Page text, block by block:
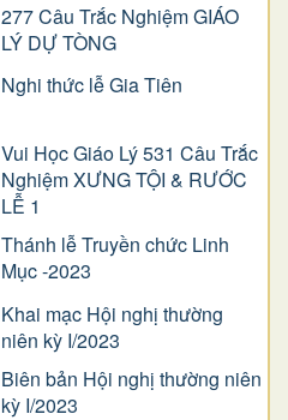
277 Câu Trắc Nghiệm GIÁO
LÝ DỰ TÒNG
Nghi thức lễ Gia Tiên
Vui Học Giáo Lý 531 Câu Trắc
Nghiệm XƯNG TỘI & RƯỚC
LỄ 1
Thánh lễ Truyền chức Linh
Mục -2023
Khai mạc Hội nghị thường
niên kỳ I/2023
Biên bản Hội nghị thường niên
kỳ I/2023